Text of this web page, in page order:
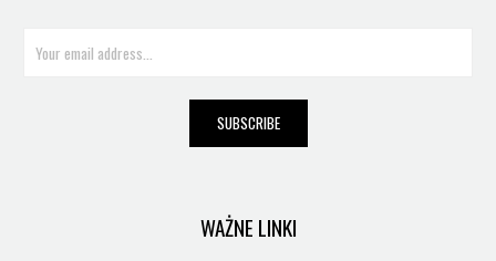
SUBSCRIBE
WAŻNE LINKI